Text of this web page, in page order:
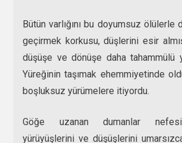
Bütün varlığını bu doyumsuz ölülerle
geçirmek korkusu, düşlerini esir
düşüşe ve dönüşe daha tahammülü
Yüreğinin taşımak ehemmiyetinde
boşluksuz yürümelere itiyordu.
Göğe uzanan dumanlar
yürüyüşlerini ve düşüşlerini